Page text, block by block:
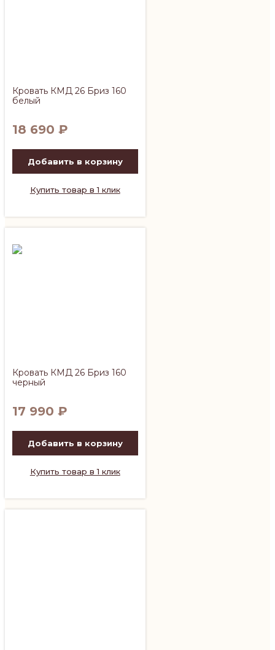
Кровать КМД 26 Бриз 160
белый
18 690 ₽
Добавить в корзину
Купить товар в 1 клик
Кровать КМД 26 Бриз 160
черный
17 990 ₽
Добавить в корзину
Купить товар в 1 клик